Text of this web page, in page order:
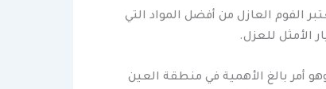
الفوم العازل من أفضل المواد التي
الأمثل للعزل.
أمر بالغ الأهمية في منطقة العين